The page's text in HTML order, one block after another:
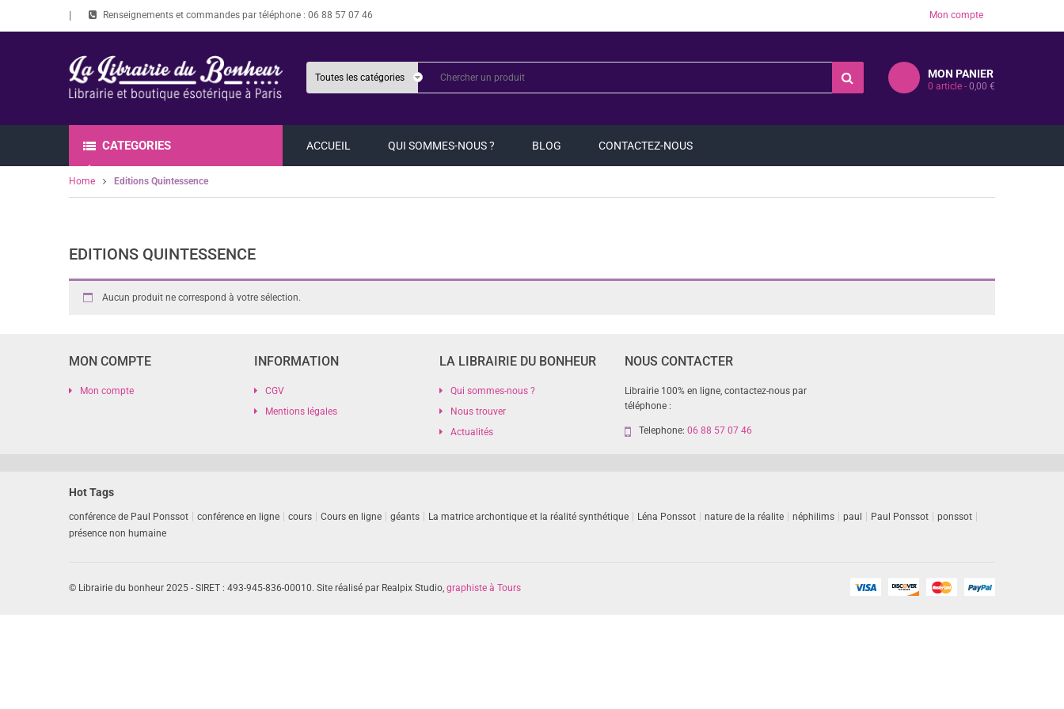
Renseignements et commandes par téléphone : 06 88 57 07 46 Mon compte
MON PANIER
0 article - 0,00 €
CATEGORIES ACCUEIL QUI SOMMES-NOUS ? BLOG CONTACTEZ-NOUS
Home Editions Quintessence
EDITIONS QUINTESSENCE
Aucun produit ne correspond à votre sélection.
MON COMPTE
Mon compte
INFORMATION
CGV
Mentions légales
LA LIBRAIRIE DU BONHEUR
Qui sommes-nous ?
Nous trouver
Actualités
NOUS CONTACTER
Librairie 100% en ligne, contactez-nous par
téléphone :
Telephone: 06 88 57 07 46
Hot Tags
conférence de Paul Ponssot conférence en ligne cours Cours en ligne géants La matrice archontique et la réalité synthétique Léna Ponssot nature de la réalite néphilims paul Paul Ponssot
ponssot
présence non humaine
© Librairie du bonheur 2025 - SIRET : 493-945-836-00010. Site réalisé par Realpix Studio, graphiste à Tours